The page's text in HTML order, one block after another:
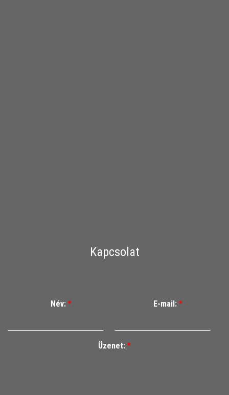
Kapcsolat
Név: * E-mail: *
Üzenet: *